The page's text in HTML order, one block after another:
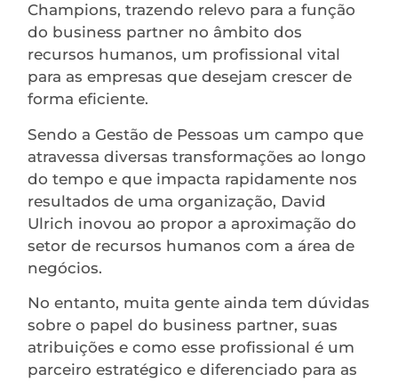
Champions, trazendo relevo para a função
do business partner no âmbito dos
recursos humanos, um profissional vital
para as empresas que desejam crescer de
forma eficiente.
Sendo a Gestão de Pessoas um campo que
atravessa diversas transformações ao longo
do tempo e que impacta rapidamente nos
resultados de uma organização, David
Ulrich inovou ao propor a aproximação do
setor de recursos humanos com a área de
negócios.
No entanto, muita gente ainda tem dúvidas
sobre o papel do business partner, suas
atribuições e como esse profissional é um
parceiro estratégico e diferenciado para as